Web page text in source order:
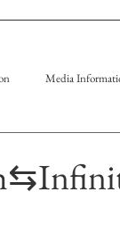
Media